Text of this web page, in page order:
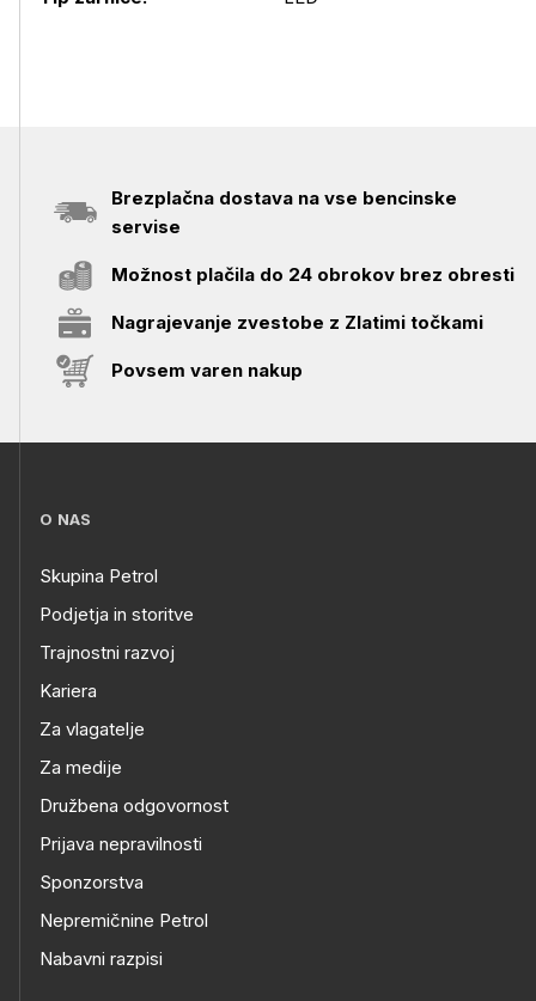
Brezplačna dostava na vse bencinske
servise
Možnost plačila do 24 obrokov brez obresti
Nagrajevanje zvestobe z Zlatimi točkami
Povsem varen nakup
O NAS
Skupina Petrol
Podjetja in storitve
Trajnostni razvoj
Kariera
Za vlagatelje
Za medije
Družbena odgovornost
Prijava nepravilnosti
Sponzorstva
Nepremičnine Petrol
Nabavni razpisi